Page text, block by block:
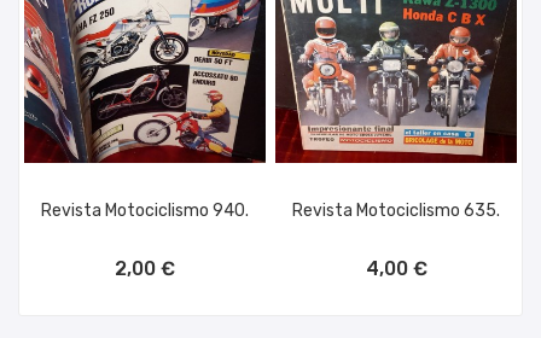
Revista Motociclismo 940.
2,00 €
Revista Motociclismo 635.
4,00 €